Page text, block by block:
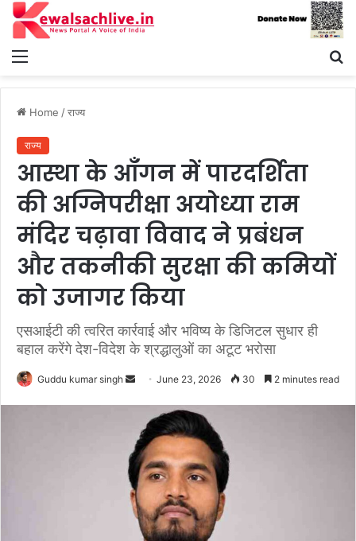
Menu
Home /राज्य
राज्य
आस्था के आँगन में पारदर्शिता
की अग्निपरीक्षा अयोध्या राम
मंदिर चढ़ावा विवाद ने प्रबंधन
और तकनीकी सुरक्षा की कमियों
को उजागर किया
एसआईटी की त्वरित कार्रवाई और भविष्य के डिजिटल सुधार ही
बहाल करेंगे देश-विदेश के श्रद्धालुओं का अटूट भरोसा
Guddu kumar singh
Send
email
June 23, 2026 30 2 minutes read